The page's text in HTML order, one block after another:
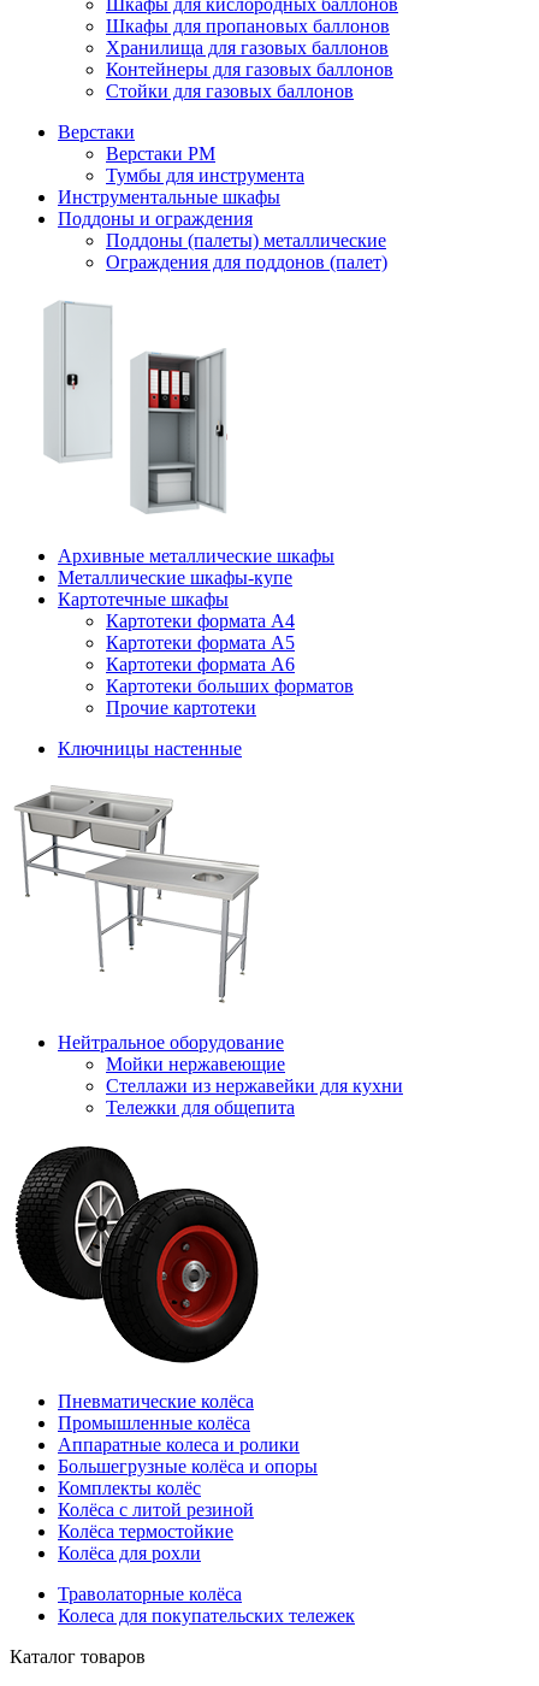
Шкафы для кислородных баллонов
Шкафы для пропановых баллонов
Хранилища для газовых баллонов
Контейнеры для газовых баллонов
Стойки для газовых баллонов
Верстаки
Верстаки РМ
Тумбы для инструмента
Инструментальные шкафы
Поддоны и ограждения
Поддоны (палеты) металлические
Ограждения для поддонов (палет)
Архивные металлические шкафы
Металлические шкафы-купе
Картотечные шкафы
Картотеки формата А4
Картотеки формата А5
Картотеки формата А6
Картотеки больших форматов
Прочие картотеки
Ключницы настенные
Нейтральное оборудование
Мойки нержавеющие
Стеллажи из нержавейки для кухни
Тележки для общепита
Пневматические колёса
Промышленные колёса
Аппаратные колеса и ролики
Большегрузные колёса и опоры
Комплекты колёс
Колёса с литой резиной
Колёса термостойкие
Колёса для рохли
Траволаторные колёса
Колеса для покупательских тележек
Каталог товаров